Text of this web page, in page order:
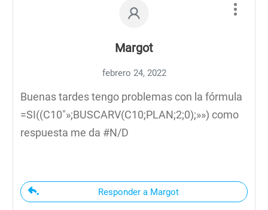
Margot
febrero 24, 2022
Buenas tardes tengo problemas con la fórmula
=SI((C10″»;BUSCARV(C10;PLAN;2;0);»») como
respuesta me da #N/D
Responder a Margot